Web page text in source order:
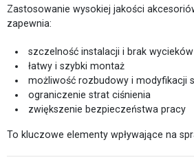
Zastosowanie wysokiej jakości
zapewnia:
szczelność instalacji i brak wycieków
łatwy i szybki montaż
możliwość rozbudowy i modyfikacji
ograniczenie strat ciśnienia
zwiększenie bezpieczeństwa pracy
To kluczowe elementy wpływające na